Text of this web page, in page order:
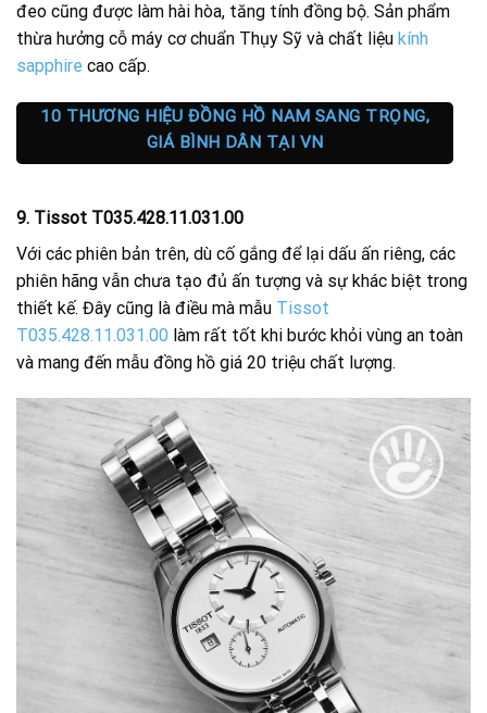
đeo cũng được làm hài hòa, tăng tính đồng bộ. Sản phẩm
thừa hưởng cỗ máy cơ chuẩn Thụy Sỹ và chất liệu kính
sapphire cao cấp.
10 THƯƠNG HIỆU ĐỒNG HỒ NAM SANG TRỌNG,
GIÁ BÌNH DÂN TẠI VN
9. Tissot T035.428.11.031.00
Với các phiên bản trên, dù cố gắng để lại dấu ấn riêng, các
phiên hãng vẫn chưa tạo đủ ấn tượng và sự khác biệt trong
thiết kế. Đây cũng là điều mà mẫu Tissot
T035.428.11.031.00 làm rất tốt khi bước khỏi vùng an toàn
và mang đến mẫu đồng hồ giá 20 triệu chất lượng.